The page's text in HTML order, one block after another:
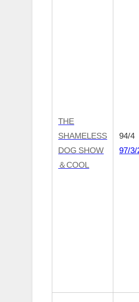
THE
SHAMELESS
DOG SHOW
＆COOL
94/4
97/3/